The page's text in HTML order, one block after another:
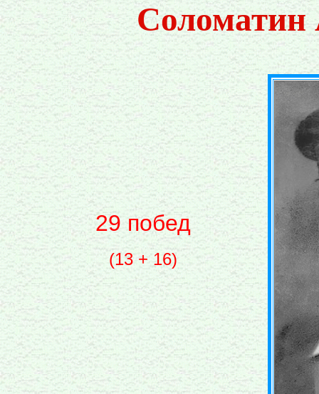
Соломатин
29 побед
(13 + 16)